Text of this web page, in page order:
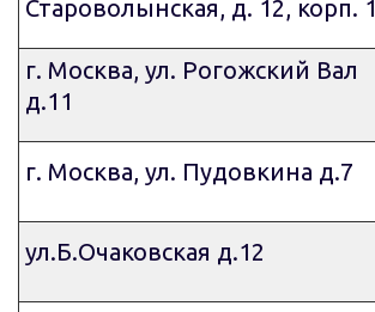
Староволынская, д. 12, корп. 1
г. Москва, ул. Рогожский Вал
д.11
г. Москва, ул. Пудовкина д.7
ул.Б.Очаковская д.12